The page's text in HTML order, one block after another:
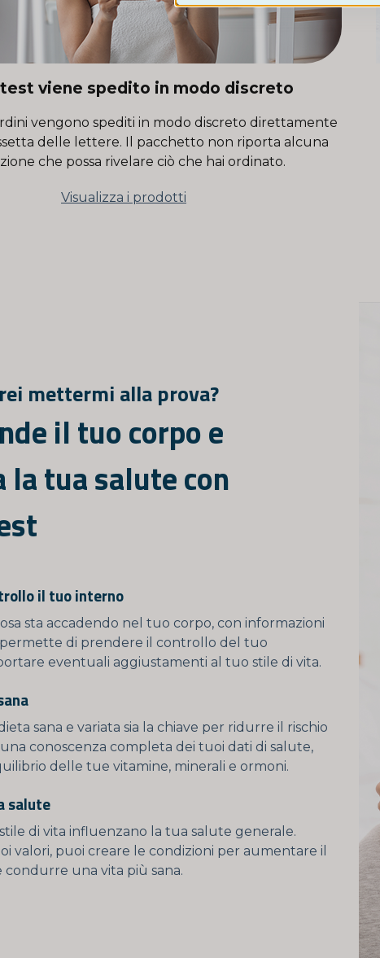
viene spedito in modo discreto
vengono spediti in modo discreto direttamente
delle lettere. Il pacchetto non riporta alcuna
che possa rivelare ciò che hai ordinato.
Visualizza i prodotti
mettermi alla prova?
il tuo corpo e
tua salute con
il tuo interno
sta accadendo nel tuo corpo, con informazioni
di prendere il controllo del tuo
eventuali aggiustamenti al tuo stile di vita.
sana e variata sia la chiave per ridurre il rischio
conoscenza completa dei tuoi dati di salute,
delle tue vitamine, minerali e ormoni.
salute
di vita influenzano la tua salute generale.
valori, puoi creare le condizioni per aumentare il
condurre una vita più sana.